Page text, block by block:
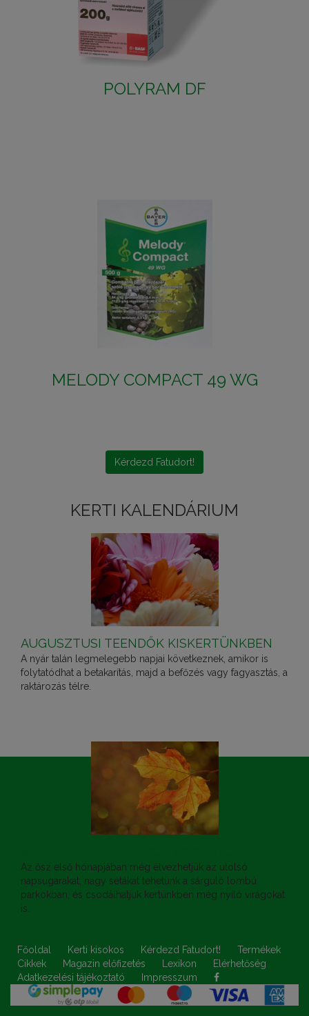
POLYRAM DF
MELODY COMPACT 49 WG
Kérdezd Fatudort!
KERTI KALENDÁRIUM
AUGUSZTUSI TEENDŐK KISKERTÜNKBEN
A nyár talán legmelegebb napjai következnek, amikor is
folytatódhat a betakarítás, majd a befőzés vagy fagyasztás, a
raktározás télre.
Az ősz első hónapjában még élvezhetjük az utolsó
napsugarakat, nagy sétákat tehetünk a sárguló lombú
parkokban, és csodálhatjuk kertünkben még nyíló virágokat
is.
Főoldal Kerti kisokos Kérdezd Fatudort!
Termékek
Cikkek
Magazin előfizetés Lexikon
Elérhetőség
Adatkezelési tájékoztató
Impresszum